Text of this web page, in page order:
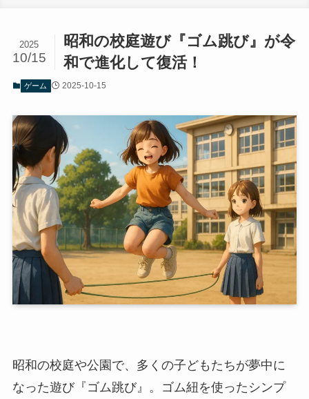
昭和の校庭遊び『ゴム跳び』が令
和で進化して復活！
2025
10/15
ゲーム 2025-10-15
昭和の校庭や公園で、多くの子どもたちが夢中に
なった遊び『ゴム跳び』。ゴム紐を使ったシンプ